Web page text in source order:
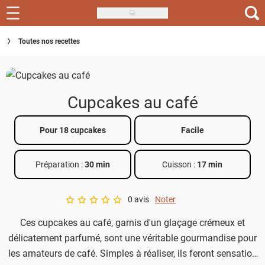
Skip
to
main
Recettes
Inspirations
Menu de la semaine
Actus
Téléchargez l'app Saveurs Recettes
Guide d'achat
Toutes nos recettes
Cupcakes au café
Pour 18 cupcakes Facile
Préparation :30 min Cuisson : 17 min
A star rating of 0 out of 5.
0 avis Noter
Ces cupcakes au café, garnis d'un glaçage crémeux et
délicatement parfumé, sont une véritable gourmandise pour
les amateurs de café. Simples à réaliser, ils feront sensation